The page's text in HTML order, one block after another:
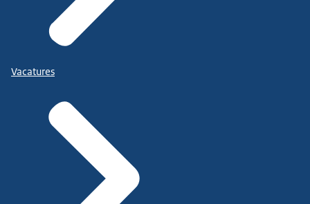
Vacatures